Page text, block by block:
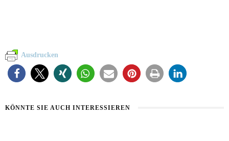
Ausdrucken
KÖNNTE SIE AUCH INTERESSIEREN